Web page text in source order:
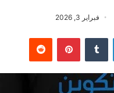
فبراير 3, 2026
لينكدإن بينتيريست